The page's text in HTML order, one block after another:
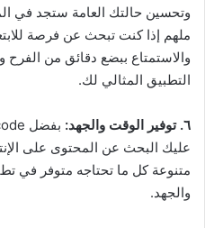
وتحسين حالتك العامة ستجد في
ملهم إذا كنت تبحث عن فرصة
التطبيق المثالي لك.
٦. توفير الوقت والجهد:
عليك البحث عن المحتوى على
متنوعة كل ما تحتاجه متوفر في
والجهد.